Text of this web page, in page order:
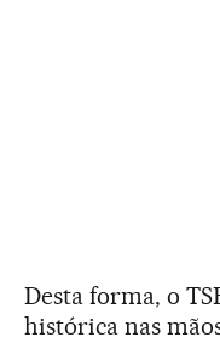
Desta forma, o
histórica nas